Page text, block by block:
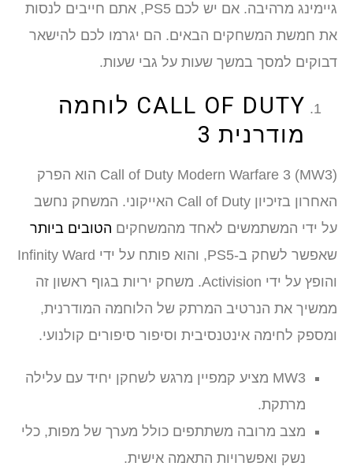
גיימינג מרהיבה. אם יש לכם PS5, אתם חייבים לנסות
את חמשת המשחקים הבאים. הם יגרמו לכם להישאר
דבוקים למסך במשך שעות על גבי שעות.
CALL OF DUTY לוחמה
מודרנית 3
Call of Duty Modern Warfare 3 (MW3) הוא הפרק
האחרון בזיכיון Call of Duty האייקוני. המשחק נחשב
על ידי המשתמשים לאחד מהמשחקיםהטובים ביותר
שאפשר לשחק ב-PS5, והוא פותח על ידי Infinity Ward
והופץ על ידי Activision. משחק יריות בגוף ראשון זה
ממשיך את הנרטיב המרתק של הלוחמה המודרנית,
ומספק לחימה אינטנסיבית וסיפור סיפורים קולנועי.
MW3 מציע קמפיין מרגש לשחקן יחיד עם עלילה
מרתקת.
מצב מרובה משתתפים כולל מערך של מפות, כלי
נשק ואפשרויות התאמה אישית.